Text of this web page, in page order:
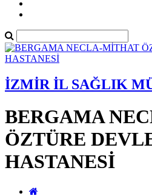
İZMİR İL SAĞLIK
BERGAMA
ÖZTÜRE
HASTANESİ